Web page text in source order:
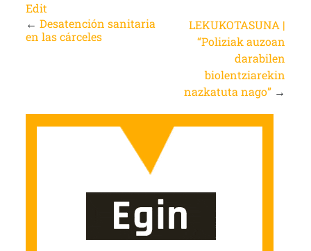
Edit
← Desatención sanitaria
en las cárceles
LEKUKOTASUNA |
“Poliziak auzoan
darabilen
biolentziarekin
nazkatuta nago” →